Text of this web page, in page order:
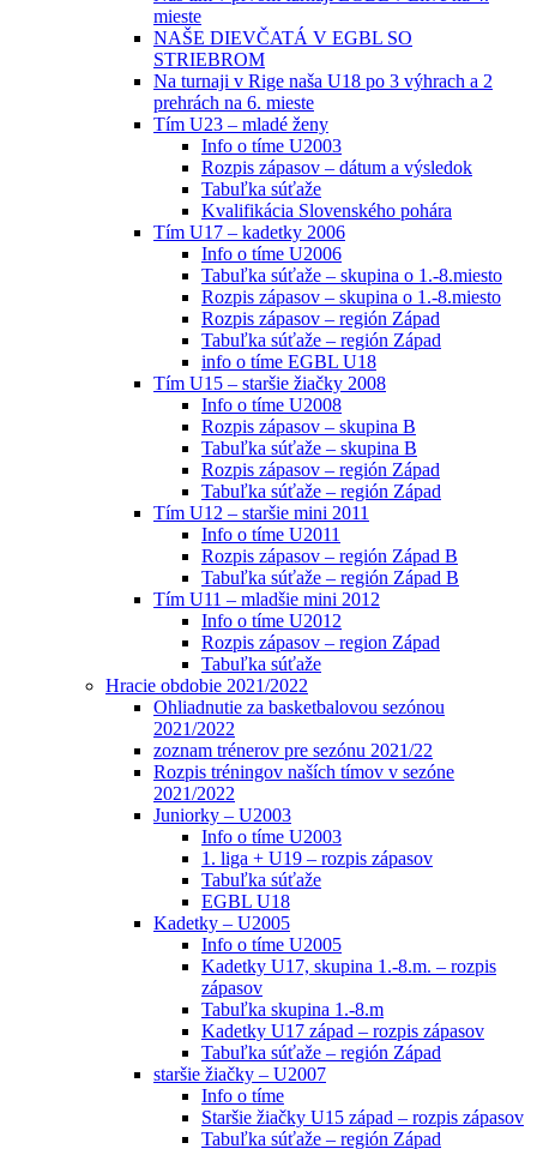
mieste
NAŠE DIEVČATÁ V EGBL SO
STRIEBROM
Na turnaji v Rige naša U18 po 3 výhrach a 2
prehrách na 6. mieste
Tím U23 – mladé ženy
Info o tíme U2003
Rozpis zápasov – dátum a výsledok
Tabuľka súťaže
Kvalifikácia Slovenského pohára
Tím U17 – kadetky 2006
Info o tíme U2006
Tabuľka súťaže – skupina o 1.-8.miesto
Rozpis zápasov – skupina o 1.-8.miesto
Rozpis zápasov – región Západ
Tabuľka súťaže – región Západ
info o tíme EGBL U18
Tím U15 – staršie žiačky 2008
Info o tíme U2008
Rozpis zápasov – skupina B
Tabuľka súťaže – skupina B
Rozpis zápasov – región Západ
Tabuľka súťaže – región Západ
Tím U12 – staršie mini 2011
Info o tíme U2011
Rozpis zápasov – región Západ B
Tabuľka súťaže – región Západ B
Tím U11 – mladšie mini 2012
Info o tíme U2012
Rozpis zápasov – region Západ
Tabuľka súťaže
Hracie obdobie 2021/2022
Ohliadnutie za basketbalovou sezónou
2021/2022
zoznam trénerov pre sezónu 2021/22
Rozpis tréningov naších tímov v sezóne
2021/2022
Juniorky – U2003
Info o tíme U2003
1. liga + U19 – rozpis zápasov
Tabuľka súťaže
EGBL U18
Kadetky – U2005
Info o tíme U2005
Kadetky U17, skupina 1.-8.m. – rozpis
zápasov
Tabuľka skupina 1.-8.m
Kadetky U17 západ – rozpis zápasov
Tabuľka súťaže – región Západ
staršie žiačky – U2007
Info o tíme
Staršie žiačky U15 západ – rozpis zápasov
Tabuľka súťaže – región Západ